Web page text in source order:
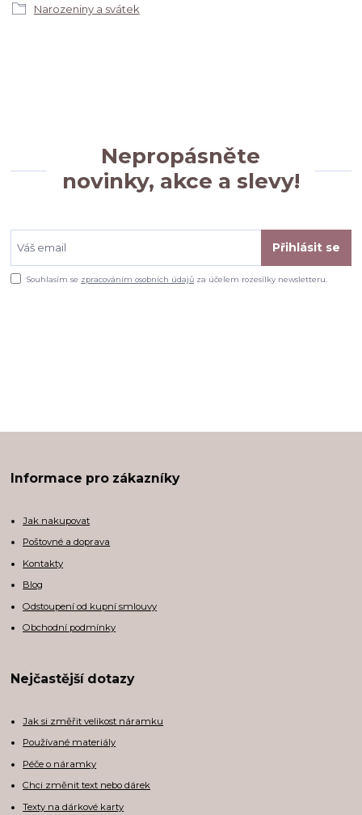
Narozeniny a svátek
Nepropásněte
novinky, akce a slevy!
Přihlásit se
Souhlasím se zpracováním osobních údajů za účelem rozesílky newsletteru.
Informace pro zákazníky
Jak nakupovat
Poštovné a doprava
Kontakty
Blog
Odstoupení od kupní smlouvy
Obchodní podmínky
Nejčastější dotazy
Jak si změřit velikost náramku
Používané materiály
Péče o náramky
Chci změnit text nebo dárek
Texty na dárkové karty